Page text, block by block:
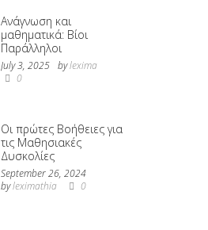
Ανάγνωση και
μαθηματικά: Βίοι
Παράλληλοι
July 3, 2025 bylexima
0
Οι πρώτες Βοήθειες για
τις Μαθησιακές
Δυσκολίες
September 26, 2024
byleximathia 0